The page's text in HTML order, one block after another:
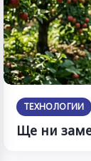
ТЕХНОЛОГИИ
Ще ни